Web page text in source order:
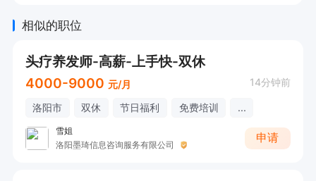
相似的职位
头疗养发师-高薪-上手快-双休
4000-9000 元/月 14分钟前
洛阳市 双休 节日福利 免费培训 ...
雪姐
洛阳墨琦信息咨询服务有限公司
申请